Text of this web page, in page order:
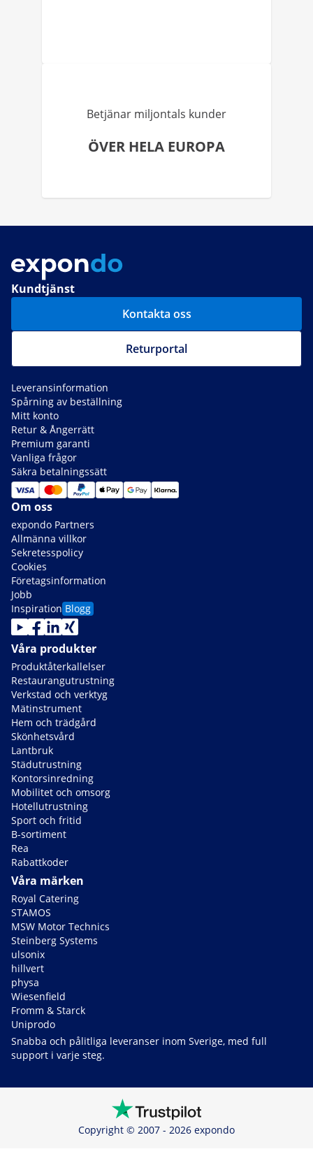
Betjänar miljontals kunder
ÖVER HELA EUROPA
Kundtjänst
Kontakta oss
Returportal
Leveransinformation
Spårning av beställning
Mitt konto
Retur & Ångerrätt
Premium garanti
Vanliga frågor
Säkra betalningssätt
Om oss
expondo Partners
Allmänna villkor
Sekretesspolicy
Cookies
Företagsinformation
Jobb
Inspiration Blogg
Våra produkter
Produktåterkallelser
Restaurangutrustning
Verkstad och verktyg
Mätinstrument
Hem och trädgård
Skönhetsvård
Lantbruk
Städutrustning
Kontorsinredning
Mobilitet och omsorg
Hotellutrustning
Sport och fritid
B-sortiment
Rea
Rabattkoder
Våra märken
Royal Catering
STAMOS
MSW Motor Technics
Steinberg Systems
ulsonix
hillvert
physa
Wiesenfield
Fromm & Starck
Uniprodo
Snabba och pålitliga leveranser inom Sverige, med full
support i varje steg.
Copyright © 2007 - 2026 expondo